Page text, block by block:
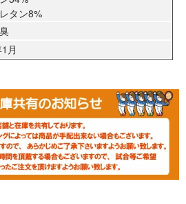
タン8%
月